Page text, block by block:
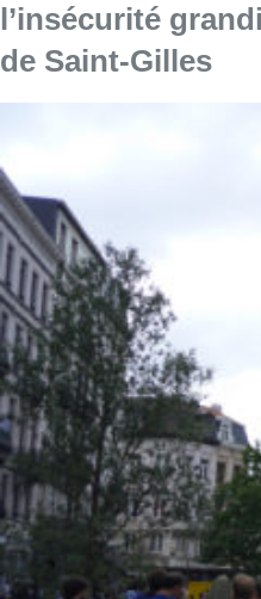
l’insécurité
de Saint-Gilles